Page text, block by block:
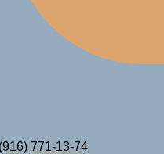
771-13-74